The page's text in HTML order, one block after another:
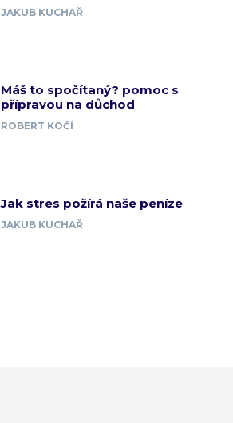
JAKUB KUCHAŘ
Máš to spočítaný? pomoc s
přípravou na důchod
ROBERT KOČÍ
Jak stres požírá naše peníze
JAKUB KUCHAŘ